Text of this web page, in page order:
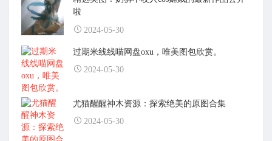
啦
2024-05-30
过期米线线喵网盘oxu，唯美图包欣赏。
2024-05-30
尤猫醒醒神木资源：探索绝美的原图合集
2024-05-30